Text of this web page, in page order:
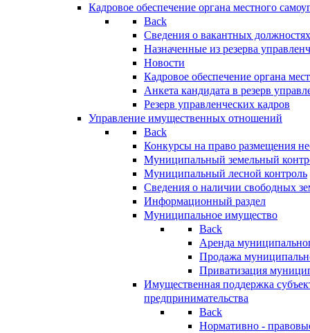
Кадровое обеспечение органа местного
Back
Сведения о вакантных
Назначенные из резерва
Новости
Кадровое обеспечение органа
Анкета кандидата в резерв
Резерв управленческих кадров
Управление имущественных отношений
Back
Конкурсы на право размещения
Муниципальный земельный
Муниципальный лесной контроль
Сведения о наличии свободных
Информационный раздел
Муниципальное имущество
Back
Аренда
Продажа
Приватизация
Имущественная поддержка
предпринимательства
Back
Нормативно -